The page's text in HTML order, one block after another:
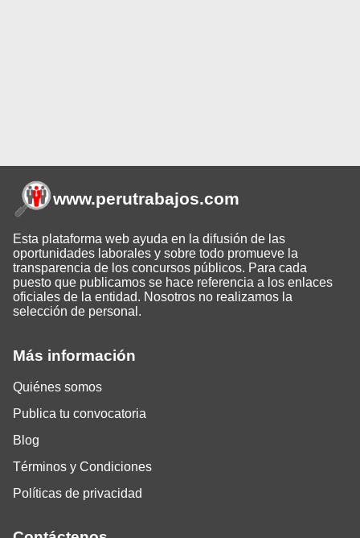
Más información
Quiénes somos
Publica tu convocatoria
Blog
Términos y Condiciones
Políticas de privacidad
www.perutrabajos.com
Esta plataforma web ayuda en la difusión de las
oportunidades laborales y sobre todo promueve la
transparencia de los concursos públicos. Para cada
puesto que publicamos se hace referencia a los enlaces
oficiales de la entidad. Nosotros no realizamos la
selección de personal.